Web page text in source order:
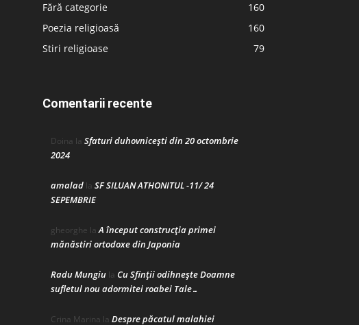
Fără categorie
160
Poezia religioasă
160
Stiri religioase
79
Comentarii recente
Doina la Sfaturi duhovnicești din 20 octombrie
2024
amalad la SF SILUAN ATHONITUL -11/ 24
SEPEMBRIE
gheorghe laA început construcţia primei
mănăstiri ortodoxe din Japonia
Radu Mungiu la Cu Sfinții odihnește Doamne
sufletul nou adormitei roabei Tale…
Crina Marina la Despre păcatul malahiei